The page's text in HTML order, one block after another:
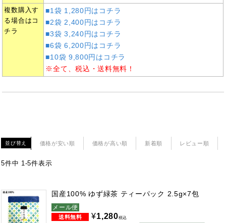
複数購入す
る場合はコ
チラ
■1袋 1,280円はコチラ
■2袋 2,400円はコチラ
■3袋 3,240円はコチラ
■6袋 6,200円はコチラ
■10袋 9,800円はコチラ
※全て、税込・送料無料！
並び替え 価格が安い順 価格が高い順 新着順 レビュー順
5件中 1 -5件表示
国産100% ゆず緑茶 ティーパック 2.5g×7包
メール便
¥1,280税込